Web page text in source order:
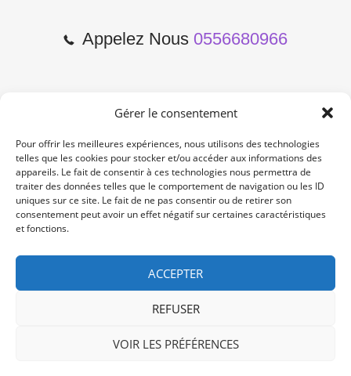
Gérer le consentement
Pour offrir les meilleures expériences, nous utilisons des technologies
telles que les cookies pour stocker et/ou accéder aux informations des
appareils. Le fait de consentir à ces technologies nous permettra de
traiter des données telles que le comportement de navigation ou les ID
uniques sur ce site. Le fait de ne pas consentir ou de retirer son
consentement peut avoir un effet négatif sur certaines caractéristiques
et fonctions.
ACCEPTER
REFUSER
VOIR LES PRÉFÉRENCES
Appelez Nous 0556680966
2 Cours de l'Yser 33800
Bordeaux
Lun-Samedi: 10:00 -19:00
Non Stop
/ /